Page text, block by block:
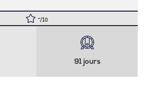
-/10
91 jours